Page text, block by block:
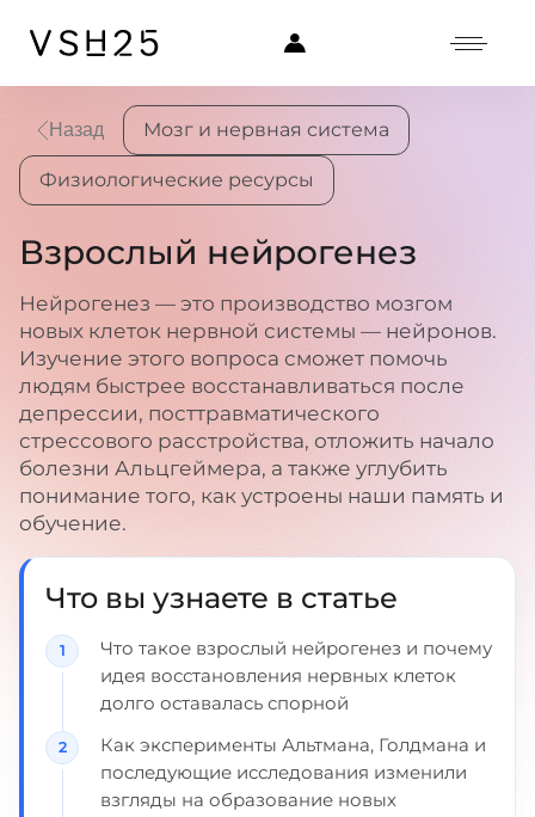
Назад Мозг и нервная система
Физиологические ресурсы
Взрослый нейрогенез
Нейрогенез — это производство мозгом
новых клеток нервной системы — нейронов.
Изучение этого вопроса сможет помочь
людям быстрее восстанавливаться после
депрессии, посттравматического
стрессового расстройства, отложить начало
болезни Альцгеймера, а также углубить
понимание того, как устроены наши память и
обучение.
Что вы узнаете в статье
Что такое взрослый нейрогенез и почему
идея восстановления нервных клеток
долго оставалась спорной
Как эксперименты Альтмана, Голдмана и
последующие исследования изменили
взгляды на образование новых